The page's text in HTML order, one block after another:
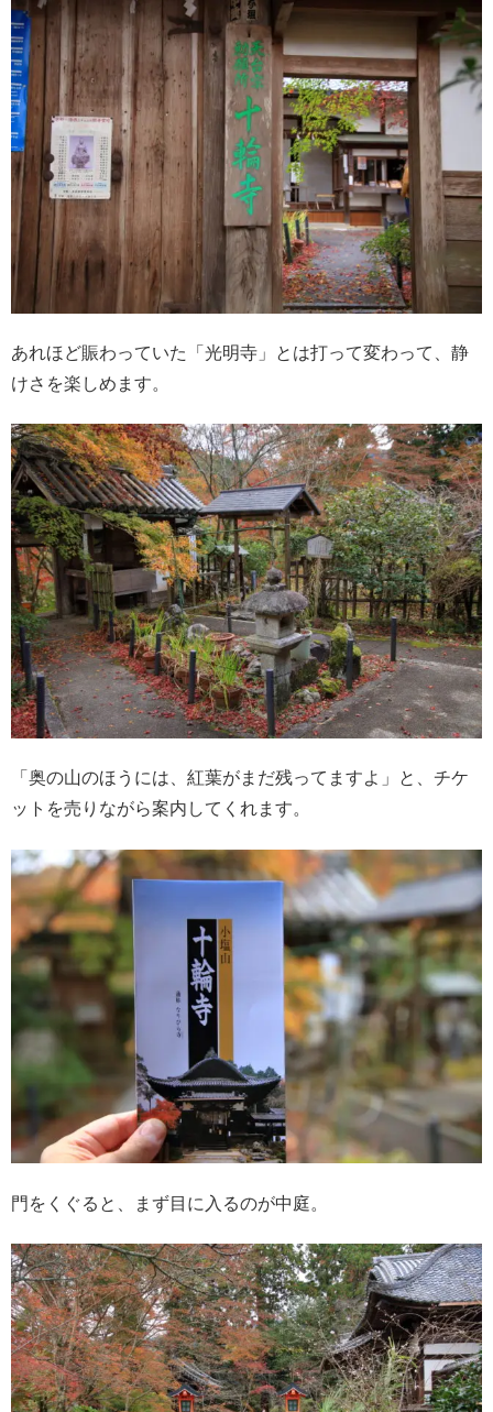
あれほど賑わっていた「光明寺」とは打って変わって、静
けさを楽しめます。
「奥の山のほうには、紅葉がまだ残ってますよ」と、チケ
ットを売りながら案内してくれます。
門をくぐると、まず目に入るのが中庭。